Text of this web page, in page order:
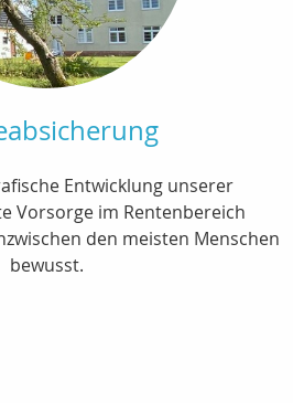
Entwicklung unserer
Vorsorge im Rentenbereich
den meisten Menschen
bewusst.